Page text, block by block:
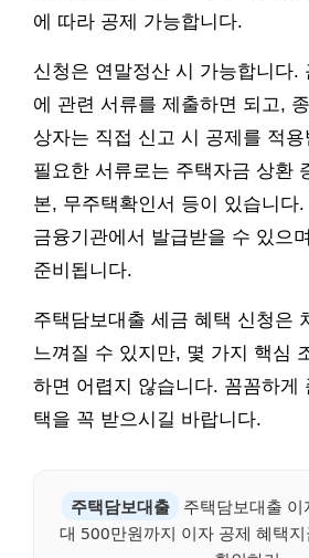
에 따라 공제 가능합니다.
신청은 연말정산 시 가능합니다.
에 관련 서류를 제출하면 되고,
상자는 직접 신고 시 공제를 적
필요한 서류로는 주택자금 상환
본, 무주택확인서 등이 있습니다
금융기관에서 발급받을 수 있으
준비됩니다.
주택담보대출 세금 혜택 신청은
느껴질 수 있지만, 몇 가지 핵심
하면 어렵지 않습니다. 꼼꼼하게
택을 꼭 받으시길 바랍니다.
주택담보대출
주택담보대출
대 500만원까지 이자 공제 혜택